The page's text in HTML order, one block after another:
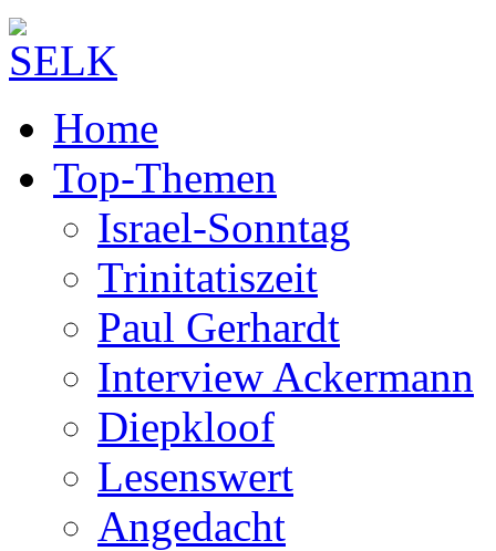
Home
Top-Themen
Israel-Sonntag
Trinitatiszeit
Paul Gerhardt
Interview Ackermann
Diepkloof
Lesenswert
Angedacht